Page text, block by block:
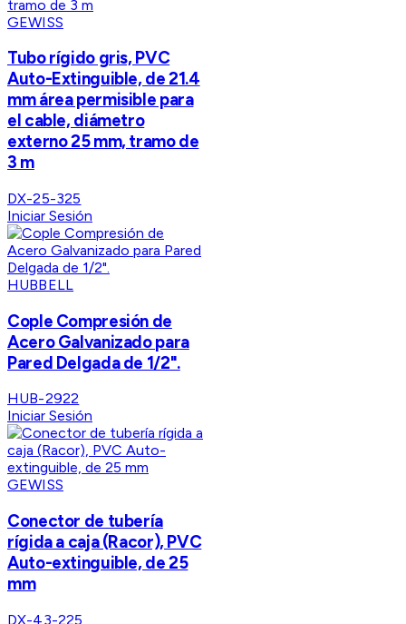
GEWISS
Tubo rígido gris, PVC
Auto-Extinguible, de 21.4
mm área permisible para
el cable, diámetro
externo 25 mm, tramo de
3 m
DX-25-325
Iniciar Sesión
HUBBELL
Cople Compresión de
Acero Galvanizado para
Pared Delgada de 1/2".
HUB-2922
Iniciar Sesión
GEWISS
Conector de tubería
rígida a caja (Racor), PVC
Auto-extinguible, de 25
mm
DX-43-225